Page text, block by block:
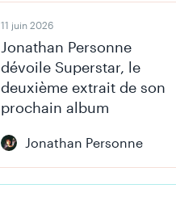
11 juin 2026
Jonathan Personne
dévoile Superstar, le
deuxième extrait de son
prochain album
Jonathan Personne